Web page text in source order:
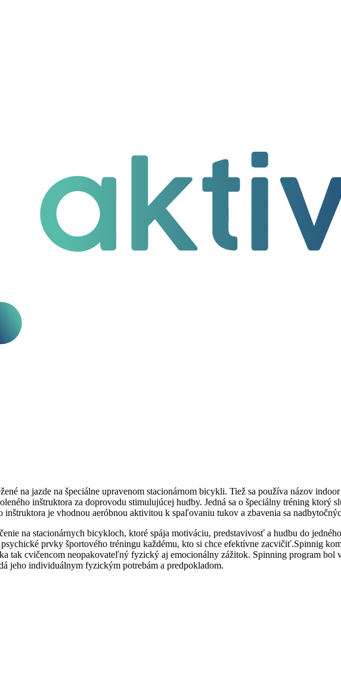
na jazde na špeciálne upravenom stacionárnom bicykli. Tiež sa používa názov
inštruktora za doprovodu stimulujúcej hudby. Jedná sa o špeciálny tréning ktorý
inštruktora je vhodnou aeróbnou aktivitou k spaľovaniu tukov a zbavenia sa
na stacionárnych bicykloch, ktoré spája motiváciu, predstavivosť a hudbu do
prvky športového tréningu každému, kto si chce efektívne zacvičiť.Spinnig
tak cvičencom neopakovateľný fyzický aj emocionálny zážitok. Spinning program bol
jeho individuálnym fyzickým potrebám a predpokladom.